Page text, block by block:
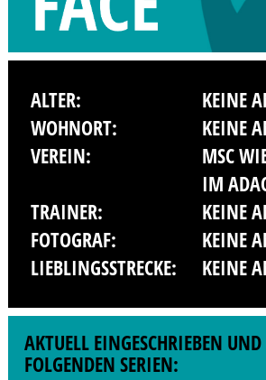
ALTER:
KEINE
WOHNORT:
KEINE
VEREIN:
MSC
IM
TRAINER:
KEINE
FOTOGRAF:
KEINE
LIEBLINGSSTRECKE:
KEINE
AKTUELL EINGESCHRIEBEN
FOLGENDEN SERIEN: